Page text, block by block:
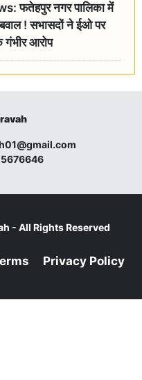
फतेहपुर नगर पालिका में
! सभासदों ने ईओ पर
गंभीर आरोप
- All Rights Reserved
Privacy Policy